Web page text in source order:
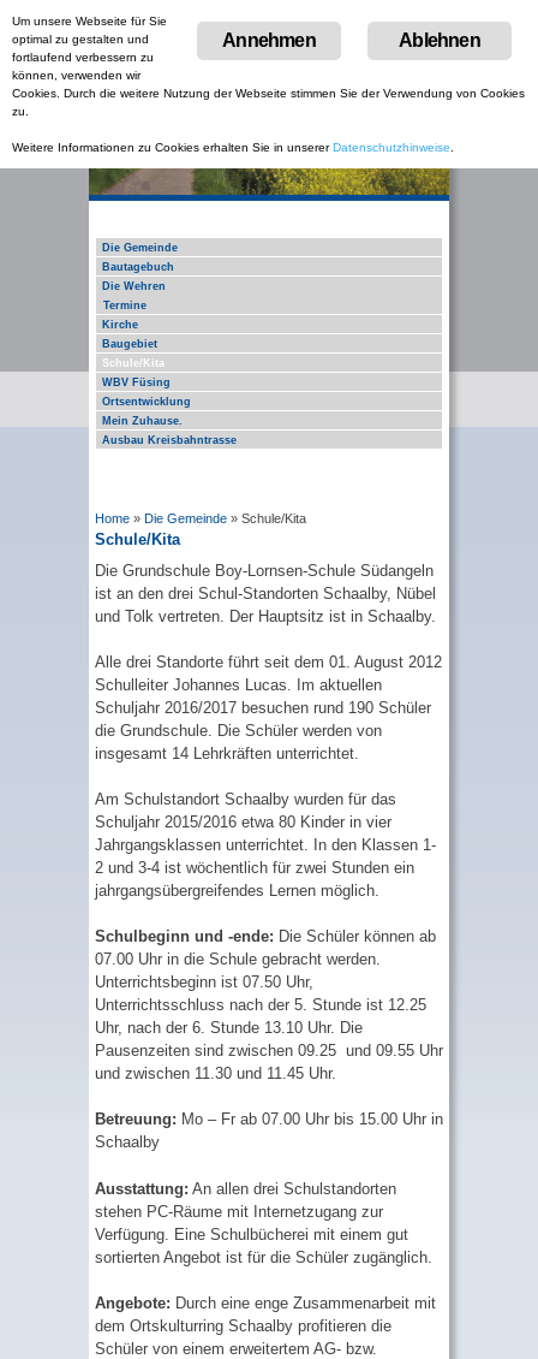
Skip
to
content
Die Gemeinde
Bautagebuch
Die Wehren
Termine
Kirche
Baugebiet
Schule/Kita
WBV Füsing
Ortsentwicklung
Mein Zuhause.
Ausbau Kreisbahntrasse
Home » Die Gemeinde » Schule/Kita
Schule/Kita
Die Grundschule Boy-Lornsen-Schule Südangeln
ist an den drei Schul-Standorten Schaalby, Nübel
und Tolk vertreten. Der Hauptsitz ist in Schaalby.
Alle drei Standorte führt seit dem 01. August 2012
Schulleiter Johannes Lucas. Im aktuellen
Schuljahr 2016/2017 besuchen rund 190 Schüler
die Grundschule. Die Schüler werden von
insgesamt 14 Lehrkräften unterrichtet.
Am Schulstandort Schaalby wurden für das
Schuljahr 2015/2016 etwa 80 Kinder in vier
Jahrgangsklassen unterrichtet. In den Klassen 1-
2 und 3-4 ist wöchentlich für zwei Stunden ein
jahrgangsübergreifendes Lernen möglich.
Schulbeginn und -ende: Die Schüler können ab
07.00 Uhr in die Schule gebracht werden.
Unterrichtsbeginn ist 07.50 Uhr,
Unterrichtsschluss nach der 5. Stunde ist 12.25
Uhr, nach der 6. Stunde 13.10 Uhr. Die
Pausenzeiten sind zwischen 09.25 und 09.55 Uhr
und zwischen 11.30 und 11.45 Uhr.
Betreuung: Mo – Fr ab 07.00 Uhr bis 15.00 Uhr in
Schaalby
Ausstattung: An allen drei Schulstandorten
stehen PC-Räume mit Internetzugang zur
Verfügung. Eine Schulbücherei mit einem gut
sortierten Angebot ist für die Schüler zugänglich.
Angebote: Durch eine enge Zusammenarbeit mit
dem Ortskulturring Schaalby profitieren die
Schüler von einem erweitertem AG- bzw.
Ablehnen
Annehmen
Um unsere Webseite für Sie
optimal zu gestalten und
fortlaufend verbessern zu
können, verwenden wir
Cookies. Durch die weitere Nutzung der Webseite stimmen Sie der Verwendung von Cookies
zu.
Weitere Informationen zu Cookies erhalten Sie in unsererDatenschutzhinweise